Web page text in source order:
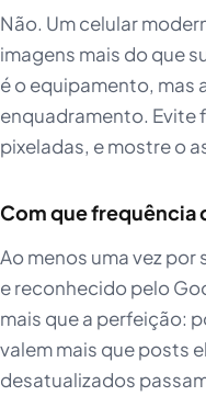
Não. Um celular
imagens mais do que
é o equipamento, mas
enquadramento. Evite
pixeladas, e mostre o
Com que frequência
Ao menos uma vez
e reconhecido pelo
mais que a perfeição:
valem mais que posts
desatualizados